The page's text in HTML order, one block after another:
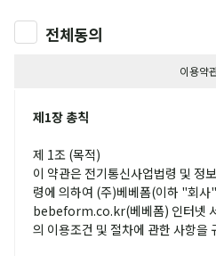
전체동의
이용약
제1장 총칙
제 1조 (목적)
이 약관은 전기통신사업법령 및 정
령에 의하여 (주)베베폼(이하 "회
bebeform.co.kr(베베폼) 인터넷
의 이용조건 및 절차에 관한 사항을